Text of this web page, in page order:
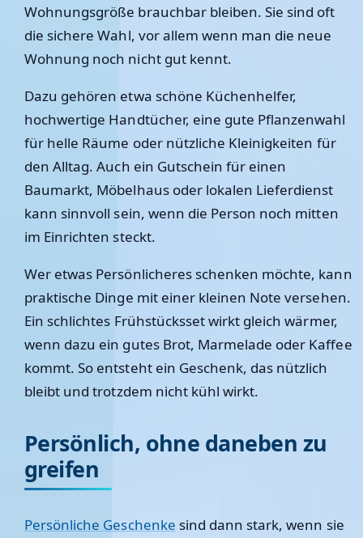
Wohnungsgröße brauchbar bleiben. Sie sind oft
die sichere Wahl, vor allem wenn man die neue
Wohnung noch nicht gut kennt.
Dazu gehören etwa schöne Küchenhelfer,
hochwertige Handtücher, eine gute Pflanzenwahl
für helle Räume oder nützliche Kleinigkeiten für
den Alltag. Auch ein Gutschein für einen
Baumarkt, Möbelhaus oder lokalen Lieferdienst
kann sinnvoll sein, wenn die Person noch mitten
im Einrichten steckt.
Wer etwas Persönlicheres schenken möchte, kann
praktische Dinge mit einer kleinen Note versehen.
Ein schlichtes Frühstücksset wirkt gleich wärmer,
wenn dazu ein gutes Brot, Marmelade oder Kaffee
kommt. So entsteht ein Geschenk, das nützlich
bleibt und trotzdem nicht kühl wirkt.
Persönlich, ohne daneben zu
greifen
Persönliche Geschenke sind dann stark, wenn sie